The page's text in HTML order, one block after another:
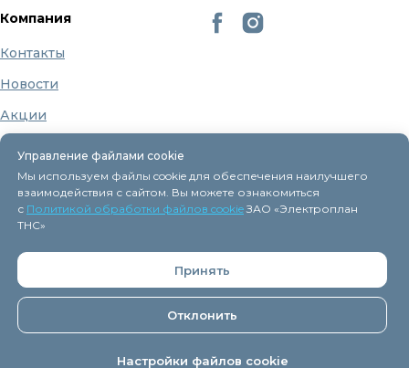
Управление файлами cookie
Мы используем файлы cookie для обеспечения наилучшего
взаимодействия с сайтом. Вы можете ознакомиться
с Политикой обработки файлов cookieЗАО «Электроплан
ТНС»
Принять
Отклонить
Настройки файлов cookie
Компания
Контакты
Новости
Акции
Бренды
О нас
Регистрация в торговом реестре 9 декабря 2015г.
Дата включения сведений об интернет-магазине
eplan.by в Торговый реестр Республики Беларусь -
11.04.2018, № регистрации 41254.
ЗАО "Электроплан ТНС" © 2005-2026.